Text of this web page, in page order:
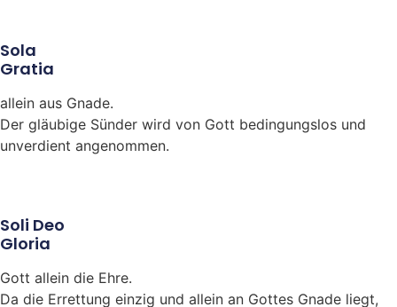
Sola
Gratia
allein aus Gnade.
Der gläubige Sünder wird von Gott bedingungslos und
unverdient angenommen.
Soli Deo
Gloria
Gott allein die Ehre.
Da die Errettung einzig und allein an Gottes Gnade liegt,